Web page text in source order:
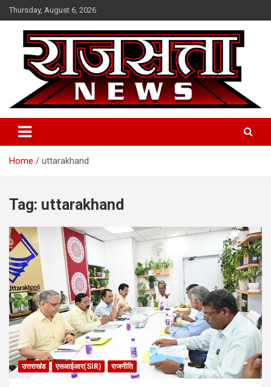
Skip
to
content
Thursday, August 6, 2026
Raj Satta News
Home uttarakhand
Tag: uttarakhand
उत्तराखंड एसआईआर(SIR) राजनीति